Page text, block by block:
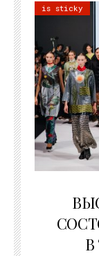
is sticky
В